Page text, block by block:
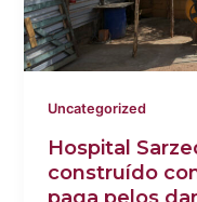
Uncategorized
Hospital
construído
paga pelos